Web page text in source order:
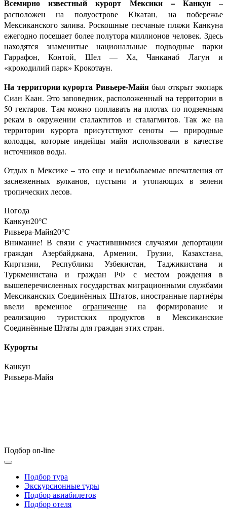
Всемирно известный курорт Мексики – Канкун–
расположен на полуострове Юкатан, на побережье
Мексиканского залива. Роскошные песчаные пляжи Канкуна
ежегодно посещает более полутора миллионов человек. Здесь
находятся знаменитые национальные подводные парки
Гаррафон, Контой, Шел — Ха, Чанканаб Лагун и
«крокодилий парк» Крокотаун.
На территории курорта Ривьере-Майябыл открыт экопарк
Сиан Каан. Это заповедник, расположенный на территории в
50 гектаров. Там можно поплавать на плотах по подземным
рекам в окружении сталактитов и сталагмитов. Так же на
территории курорта присутствуют сеноты — природные
колодцы, которые индейцы майя использовали в качестве
источников воды.
Отдых в Мексике – это еще и незабываемые впечатления от
заснеженных вулканов, пустыни и утопающих в зелени
тропических лесов.
Погода
Канкун20°C
Ривьера-Майя20°C
Внимание! В связи с участившимися случаями депортации
граждан Азербайджана, Армении, Грузии, Казахстана,
Киргизии, Республики Узбекистан, Таджикистана и
Туркменистана и граждан РФ с местом рождения в
вышеперечисленных государствах миграционными службами
Мексиканских Соединённых Штатов, иностранные партнёры
ввели временное ограничениена формирование и
реализацию туристских продуктов в Мексиканские
Соединённые Штаты для граждан этих стран.
Курорты
Канкун
Ривьера-Майя
Подбор on-line
Подбор тура
Экскурсионные туры
Подбор авиабилетов
Подбор отеля